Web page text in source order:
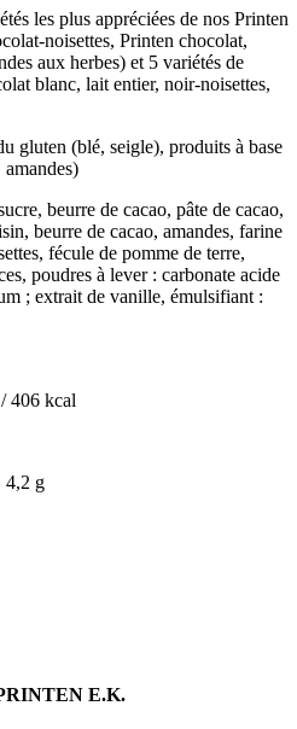
les plus appréciées de nos Printen
noisettes, Printen chocolat,
aux herbes) et 5 variétés de
blanc, lait entier, noir-noisettes,
gluten (blé, seigle), produits à base
beurre de cacao, pâte de cacao,
beurre de cacao, amandes, farine
fécule de pomme de terre,
poudres à lever : carbonate acide
; extrait de vanille, émulsifiant :
406 kcal
g
E.K.